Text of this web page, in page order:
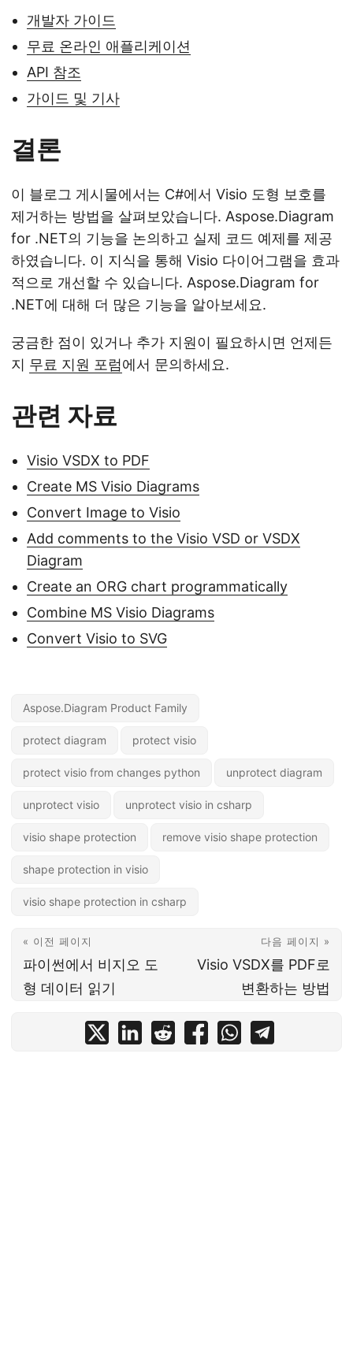
개발자 가이드
무료 온라인 애플리케이션
API 참조
가이드 및 기사
결론
이 블로그 게시물에서는 C#에서 Visio 도형 보호를
제거하는 방법을 살펴보았습니다. Aspose.Diagram
for .NET의 기능을 논의하고 실제 코드 예제를 제공
하였습니다. 이 지식을 통해 Visio 다이어그램을 효과
적으로 개선할 수 있습니다. Aspose.Diagram for
.NET에 대해 더 많은 기능을 알아보세요.
궁금한 점이 있거나 추가 지원이 필요하시면 언제든
지 무료 지원 포럼에서 문의하세요.
관련 자료
Visio VSDX to PDF
Create MS Visio Diagrams
Convert Image to Visio
Add comments to the Visio VSD or VSDX
Diagram
Create an ORG chart programmatically
Combine MS Visio Diagrams
Convert Visio to SVG
Aspose.Diagram Product Family
protect diagram protect visio
protect visio from changes python unprotect diagram
unprotect visio unprotect visio in csharp
visio shape protection remove visio shape protection
shape protection in visio
visio shape protection in csharp
« 이전 페이지
파이썬에서 비지오 도
형 데이터 읽기
다음 페이지 »
Visio VSDX를 PDF로
변환하는 방법